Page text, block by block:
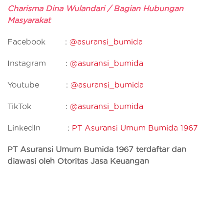
Charisma Dina Wulandari / Bagian Hubungan
Masyarakat
Facebook : @asuransi_bumida
Instagram : @asuransi_bumida
Youtube : @asuransi_bumida
TikTok : @asuransi_bumida
LinkedIn : PT Asuransi Umum Bumida 1967
PT Asuransi Umum Bumida 1967 terdaftar dan
diawasi oleh Otoritas Jasa Keuangan